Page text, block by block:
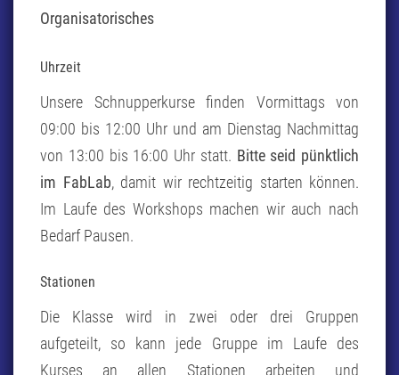
Organisatorisches
Uhrzeit
Unsere Schnupperkurse finden Vormittags von
09:00 bis 12:00 Uhr und am Dienstag Nachmittag
von 13:00 bis 16:00 Uhr statt. Bitte seid pünktlich
im FabLab, damit wir rechtzeitig starten können.
Im Laufe des Workshops machen wir auch nach
Bedarf Pausen.
Stationen
Die Klasse wird in zwei oder drei Gruppen
aufgeteilt, so kann jede Gruppe im Laufe des
Kurses an allen Stationen arbeiten und